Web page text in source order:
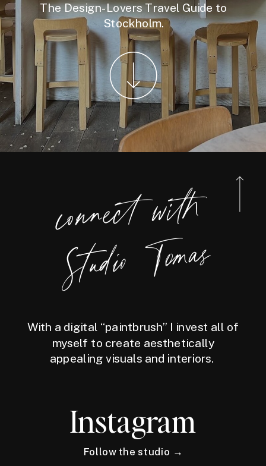
The Design-Lovers Travel Guide to
Stockholm.
connect
with
Studio
Tomas
With a digital “paintbrush” I invest all of
myself to create aesthetically
appealing visuals and interiors.
Instagram
Follow the studio →